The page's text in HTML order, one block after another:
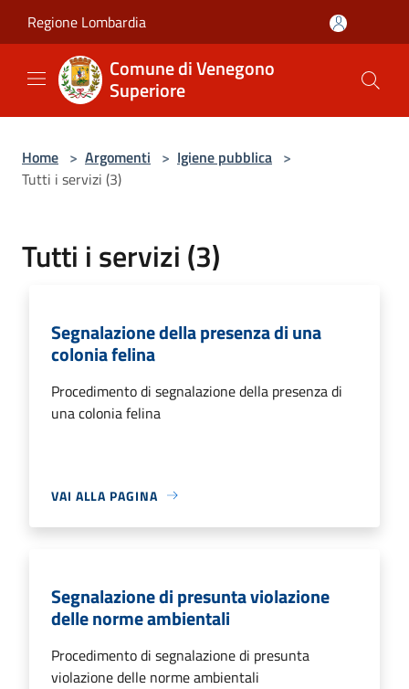
Regione Lombardia
Comune di Venegono
Superiore
Home > Argomenti > Igiene pubblica >
Tutti i servizi (3)
Tutti i servizi (3)
Segnalazione della presenza di una
colonia felina
Procedimento di segnalazione della presenza di
una colonia felina
VAI ALLA PAGINA
Segnalazione di presunta violazione
delle norme ambientali
Procedimento di segnalazione di presunta
violazione delle norme ambientali